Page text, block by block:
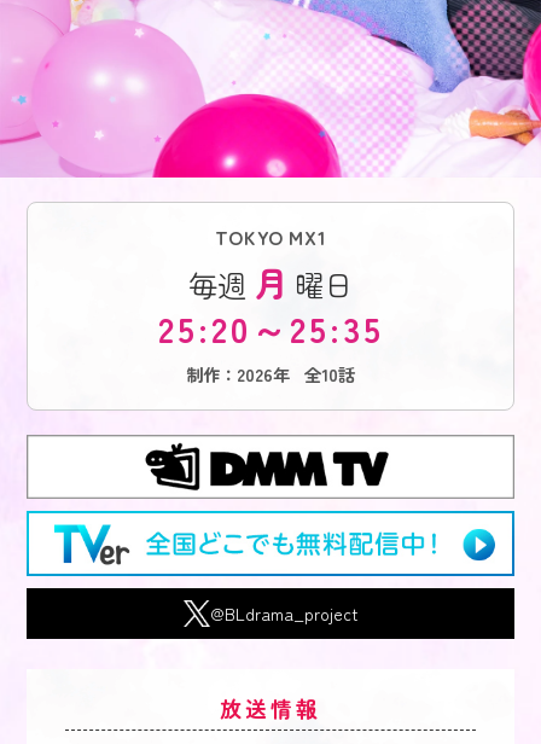
TOKYO MX1
毎週 月 曜日
25:20～25:35
制作：2026年 全10話
@BLdrama_project
放送情報